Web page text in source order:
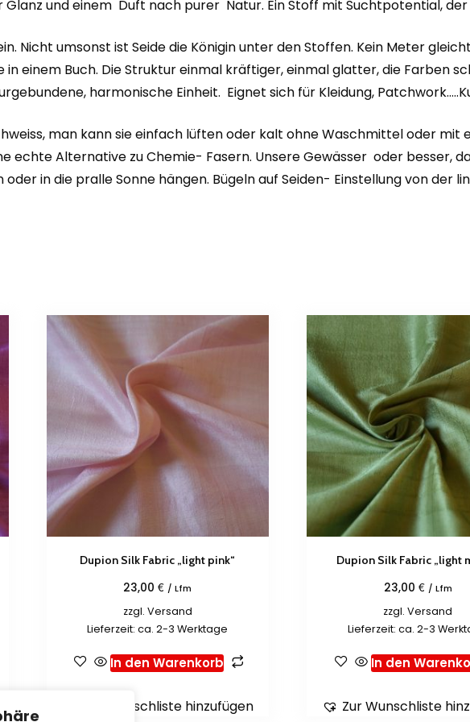
und einem Duft nach purer Natur. Ein Stoff mit Suchtpotential,
Nicht umsonst ist Seide die Königin unter den Stoffen. Kein Meter
einem Buch. Die Struktur einmal kräftiger, einmal glatter, die Farben
harmonische Einheit. Eignet sich für Kleidung,
man kann sie einfach lüften oder kalt ohne Waschmittel oder mit
echte Alternative zu Chemie- Fasern. Unsere Gewässer oder besser,
in die pralle Sonne hängen. Bügeln auf Seiden- Einstellung von der
Dupion Silk Fabric „light pink“
23,00€ / Lfm
zzgl. Versand
Lieferzeit: ca. 2-3 Werktage
In den Warenkorb
Zur Wunschliste hinzufügen
Dupion Silk Fabric „light
23,00 € / Lfm
zzgl.Versand
Lieferzeit: ca. 2-3
In den
Zur Wunschliste